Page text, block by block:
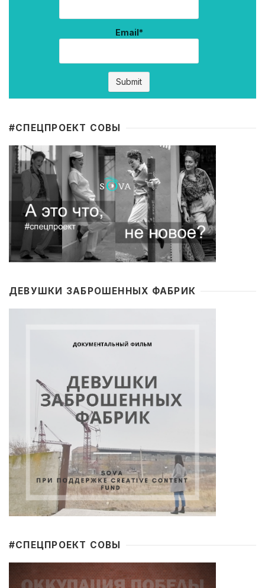
Email*
#CПЕЦПРОЕКТ СОВЫ
ДЕВУШКИ ЗАБРОШЕННЫХ ФАБРИК
#CПЕЦПРОЕКТ СОВЫ